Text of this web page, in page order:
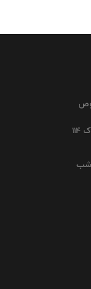
دفتر کرج : فاز 4 مهرشهر خیابان 411 شرقی پلاک 114